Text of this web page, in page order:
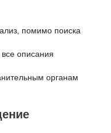
помимо поиска
описания
органам